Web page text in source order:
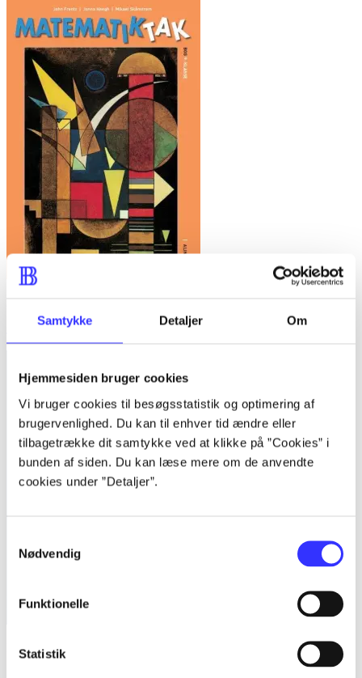
Samtykke Detaljer Om
Hjemmesiden bruger cookies
Vi bruger cookies til besøgsstatistik og optimering af
brugervenlighed. Du kan til enhver tid ændre eller
tilbagetrække dit samtykke ved at klikke på ”Cookies” i
bunden af siden. Du kan læse mere om de anvendte
cookies under ”Detaljer”.
Nødvendig
Funktionelle
Statistik
John Frentz
Matematikhåndbogen